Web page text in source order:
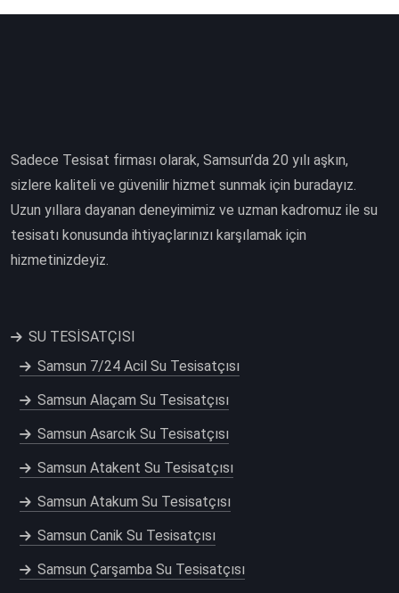
Sadece Tesisat firması olarak, Samsun’da 20 yılı aşkın,
sizlere kaliteli ve güvenilir hizmet sunmak için buradayız.
Uzun yıllara dayanan deneyimimiz ve uzman kadromuz ile su
tesisatı konusunda ihtiyaçlarınızı karşılamak için
hizmetinizdeyiz.
SU TESİSATÇISI
Samsun 7/24 Acil Su Tesisatçısı
Samsun Alaçam Su Tesisatçısı
Samsun Asarcık Su Tesisatçısı
Samsun Atakent Su Tesisatçısı
Samsun Atakum Su Tesisatçısı
Samsun Canik Su Tesisatçısı
Samsun Çarşamba Su Tesisatçısı